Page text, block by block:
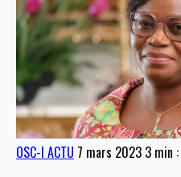
OSC-I ACTU 7 mars 2023 3 min